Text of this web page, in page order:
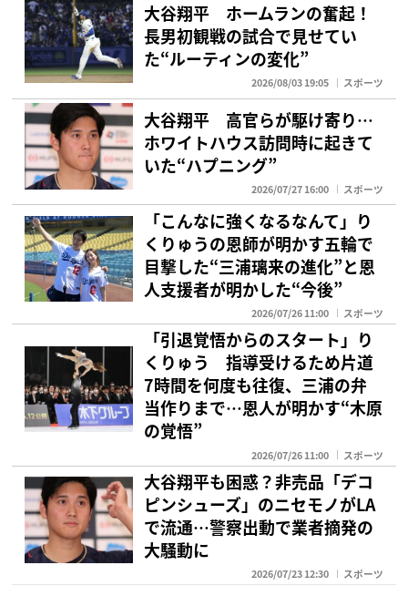
大谷翔平 ホームランの奮起！
長男初観戦の試合で見せてい
た“ルーティンの変化”
2026/08/03 19:05 スポーツ
大谷翔平 高官らが駆け寄り…
ホワイトハウス訪問時に起きて
いた“ハプニング”
2026/07/27 16:00 スポーツ
「こんなに強くなるなんて」り
くりゅうの恩師が明かす五輪で
目撃した“三浦璃来の進化”と恩
人支援者が明かした“今後”
2026/07/26 11:00 スポーツ
「引退覚悟からのスタート」り
くりゅう 指導受けるため片道
7時間を何度も往復、三浦の弁
当作りまで…恩人が明かす“木原
の覚悟”
2026/07/26 11:00 スポーツ
大谷翔平も困惑？非売品「デコ
ピンシューズ」のニセモノがLA
で流通…警察出動で業者摘発の
大騒動に
2026/07/23 12:30 スポーツ